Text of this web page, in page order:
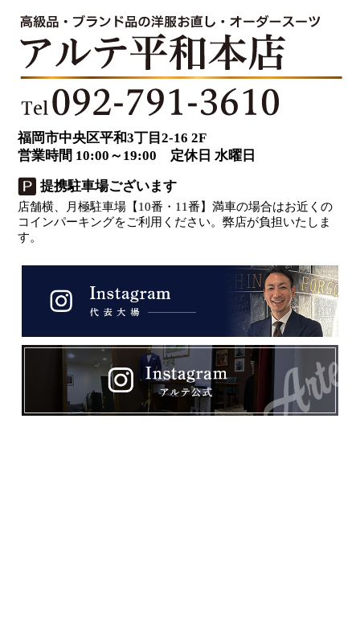
福岡市中央区平和3丁目2-16 2F
営業時間 10:00～19:00 定休日 水曜日
提携駐車場ございます
店舗横、月極駐車場【10番・11番】満車の場合はお近くの
コインパーキングをご利用ください。弊店が負担いたしま
す。